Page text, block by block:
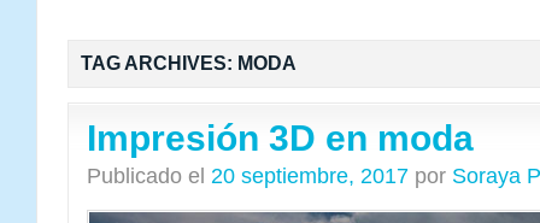
TAG ARCHIVES: MODA
Impresión 3D en moda
Publicado el 20 septiembre, 2017 por Soraya